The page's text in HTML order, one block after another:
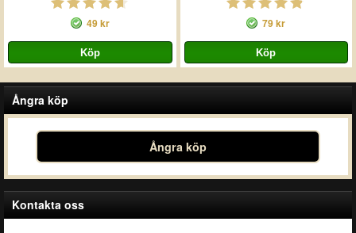
49 kr 79 kr
Ångra köp
Ångra köp
Kontakta oss